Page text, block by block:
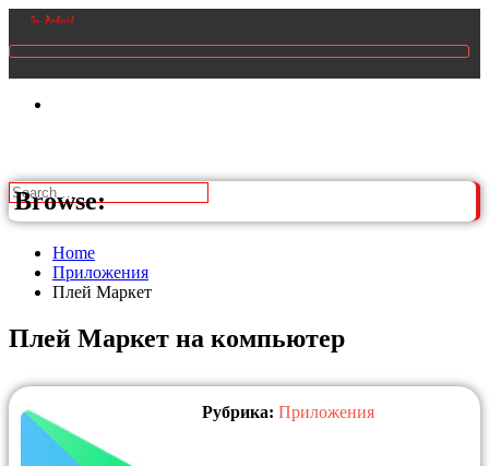
Browse:
Home
Приложения
Плей Маркет
Плей Маркет на компьютер
Рубрика: Приложения